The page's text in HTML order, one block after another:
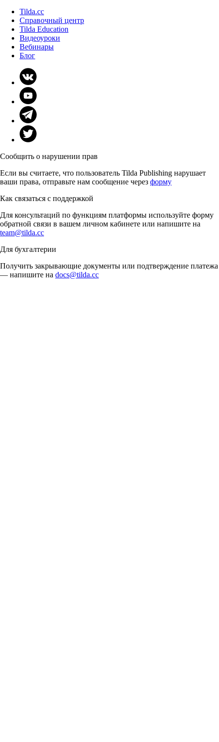
Tilda.cc
Справочный центр
Tilda Education
Видеоуроки
Вебинары
Блог
Сообщить о нарушении прав
Если вы считаете, что пользователь Tilda Publishing нарушает
ваши права, отправьте нам сообщение через форму
Как связаться с поддержкой
Для консультаций по функциям платформы используйте форму
обратной связи в вашем личном кабинете или напишите на
team@tilda.cc
Для бухгалтерии
Получить закрывающие документы или подтверждение платежа
— напишите на docs@tilda.cc